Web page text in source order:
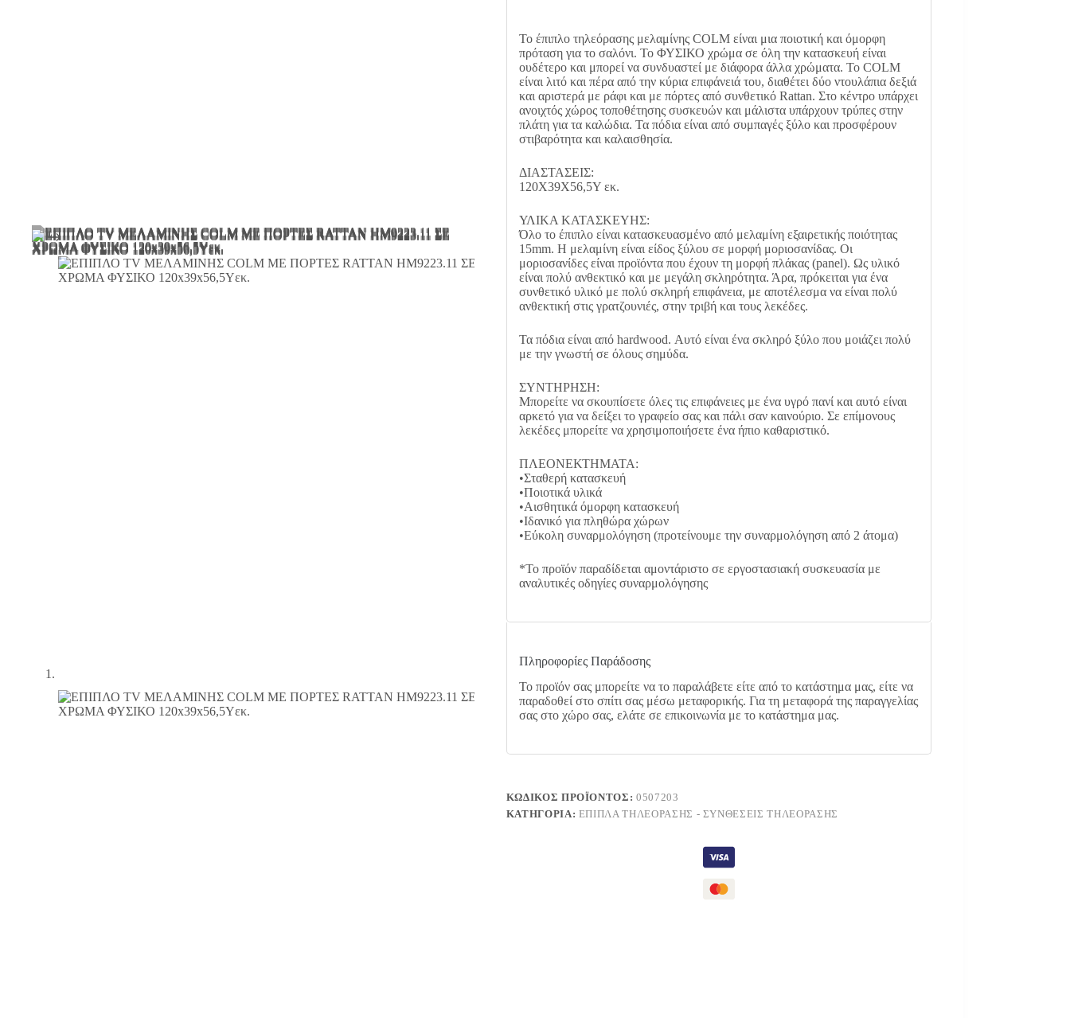
Το έπιπλο τηλεόρασης μελαμίνης COLM είναι μια ποιοτική και όμορφη
πρόταση για το σαλόνι. To ΦΥΣΙΚΟ χρώμα σε όλη την κατασκευή είναι
ουδέτερο και μπορεί να συνδυαστεί με διάφορα άλλα χρώματα. Το COLM
είναι λιτό και πέρα από την κύρια επιφάνειά του, διαθέτει δύο ντουλάπια δεξιά
και αριστερά με ράφι και με πόρτες από συνθετικό Rattan. Στο κέντρο υπάρχει
ανοιχτός χώρος τοποθέτησης συσκευών και μάλιστα υπάρχουν τρύπες στην
πλάτη για τα καλώδια. Τα πόδια είναι από συμπαγές ξύλο και προσφέρουν
στιβαρότητα και καλαισθησία.
ΔΙΑΣΤΑΣΕΙΣ:
120Χ39Χ56,5Υ εκ.
ΥΛΙΚΑ ΚΑΤΑΣΚΕΥΗΣ:
Όλο το έπιπλο είναι κατασκευασμένο από μελαμίνη εξαιρετικής ποιότητας
15mm. Η μελαμίνη είναι είδος ξύλου σε μορφή μοριοσανίδας. Οι
μοριοσανίδες είναι προϊόντα που έχουν τη μορφή πλάκας (panel). Ως υλικό
είναι πολύ ανθεκτικό και με μεγάλη σκληρότητα. Άρα, πρόκειται για ένα
συνθετικό υλικό με πολύ σκληρή επιφάνεια, με αποτέλεσμα να είναι πολύ
ανθεκτική στις γρατζουνιές, στην τριβή και τους λεκέδες.
Τα πόδια είναι από hardwood. Αυτό είναι ένα σκληρό ξύλο που μοιάζει πολύ
με την γνωστή σε όλους σημύδα.
ΣΥΝΤΗΡΗΣΗ:
Μπορείτε να σκουπίσετε όλες τις επιφάνειες με ένα υγρό πανί και αυτό είναι
αρκετό για να δείξει το γραφείο σας και πάλι σαν καινούριο. Σε επίμονους
λεκέδες μπορείτε να χρησιμοποιήσετε ένα ήπιο καθαριστικό.
ΠΛΕΟΝΕΚΤΗΜΑΤΑ:
•Σταθερή κατασκευή
•Ποιοτικά υλικά
•Αισθητικά όμορφη κατασκευή
•Ιδανικό για πληθώρα χώρων
•Εύκολη συναρμολόγηση (προτείνουμε την συναρμολόγηση από 2 άτομα)
*Το προϊόν παραδίδεται αμοντάριστο σε εργοστασιακή συσκευασία με
αναλυτικές οδηγίες συναρμολόγησης
Πληροφορίες Παράδοσης
Το προϊόν σας μπορείτε να το παραλάβετε είτε από το κατάστημα μας, είτε να
παραδοθεί στο σπίτι σας μέσω μεταφορικής. Για τη μεταφορά της παραγγελίας
σας στο χώρο σας, ελάτε σε επικοινωνία με το κατάστημα μας.
ΚΩΔΙΚΌΣ ΠΡΟΪΌΝΤΟΣ:0507203
ΚΑΤΗΓΟΡΊΑ: ΈΠΙΠΛΑ ΤΗΛΕΌΡΑΣΗΣ - ΣΥΝΘΈΣΕΙΣ ΤΗΛΕΌΡΑΣΗΣ